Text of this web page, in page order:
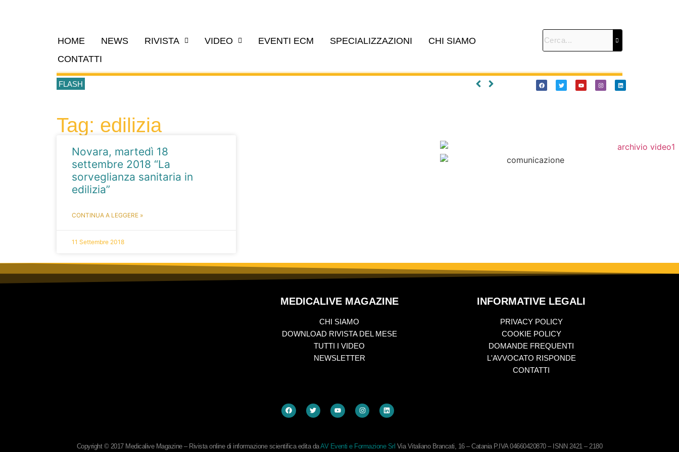
HOME NEWS RIVISTA VIDEO EVENTI ECM SPECIALIZZAZIONI
CHI SIAMO
CONTATTI
FLASH
Tag: edilizia
Novara, martedì 18
settembre 2018 “La
sorveglianza sanitaria in
edilizia”
CONTINUA A LEGGERE »
11 Settembre 2018
MEDICALIVE MAGAZINE
CHI SIAMO
DOWNLOAD RIVISTA DEL MESE
TUTTI I VIDEO
NEWSLETTER
INFORMATIVE LEGALI
PRIVACY POLICY
COOKIE POLICY
DOMANDE FREQUENTI
L'AVVOCATO RISPONDE
CONTATTI
Copyright © 2017 Medicalive Magazine – Rivista online di informazione scientifica edita daAV Eventi e Formazione Srl Via Vitaliano Brancati, 16 – Catania P.IVA 04660420870 – ISNN 2421 – 2180